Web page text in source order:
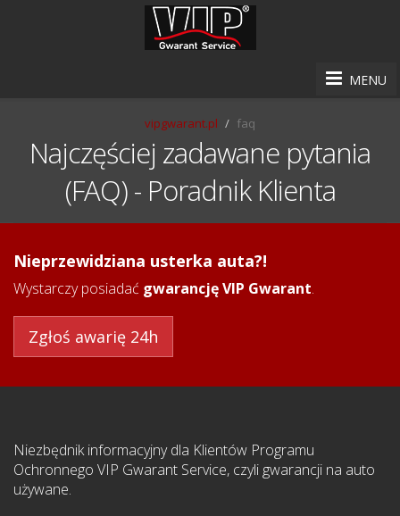
MENU
vipgwarant.pl faq
Najczęściej zadawane pytania
(FAQ) - Poradnik Klienta
Nieprzewidziana usterka auta?!
Wystarczy posiadać gwarancję VIP Gwarant.
Zgłoś awarię 24h
Niezbędnik informacyjny dla Klientów Programu
Ochronnego VIP Gwarant Service, czyli gwarancji na auto
używane.